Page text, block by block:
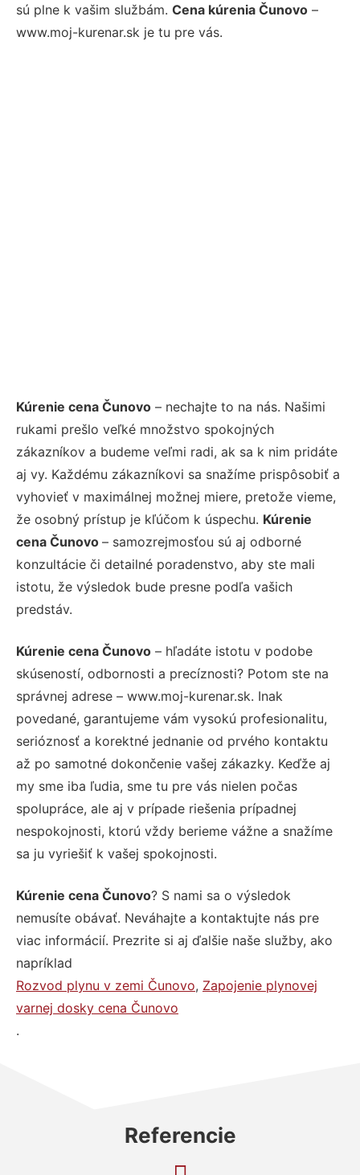
sú plne k vašim službám. Cena kúrenia Čunovo –
www.moj-kurenar.sk je tu pre vás.
Kúrenie cena Čunovo – nechajte to na nás. Našimi
rukami prešlo veľké množstvo spokojných
zákazníkov a budeme veľmi radi, ak sa k nim pridáte
aj vy. Každému zákazníkovi sa snažíme prispôsobiť a
vyhovieť v maximálnej možnej miere, pretože vieme,
že osobný prístup je kľúčom k úspechu. Kúrenie
cena Čunovo – samozrejmosťou sú aj odborné
konzultácie či detailné poradenstvo, aby ste mali
istotu, že výsledok bude presne podľa vašich
predstáv.
Kúrenie cena Čunovo – hľadáte istotu v podobe
skúseností, odbornosti a precíznosti? Potom ste na
správnej adrese – www.moj-kurenar.sk. Inak
povedané, garantujeme vám vysokú profesionalitu,
serióznosť a korektné jednanie od prvého kontaktu
až po samotné dokončenie vašej zákazky. Keďže aj
my sme iba ľudia, sme tu pre vás nielen počas
spolupráce, ale aj v prípade riešenia prípadnej
nespokojnosti, ktorú vždy berieme vážne a snažíme
sa ju vyriešiť k vašej spokojnosti.
Kúrenie cena Čunovo? S nami sa o výsledok
nemusíte obávať. Neváhajte a kontaktujte nás pre
viac informácií. Prezrite si aj ďalšie naše služby, ako
napríklad
Rozvod plynu v zemi Čunovo, Zapojenie plynovej
varnej dosky cena Čunovo
.
Referencie